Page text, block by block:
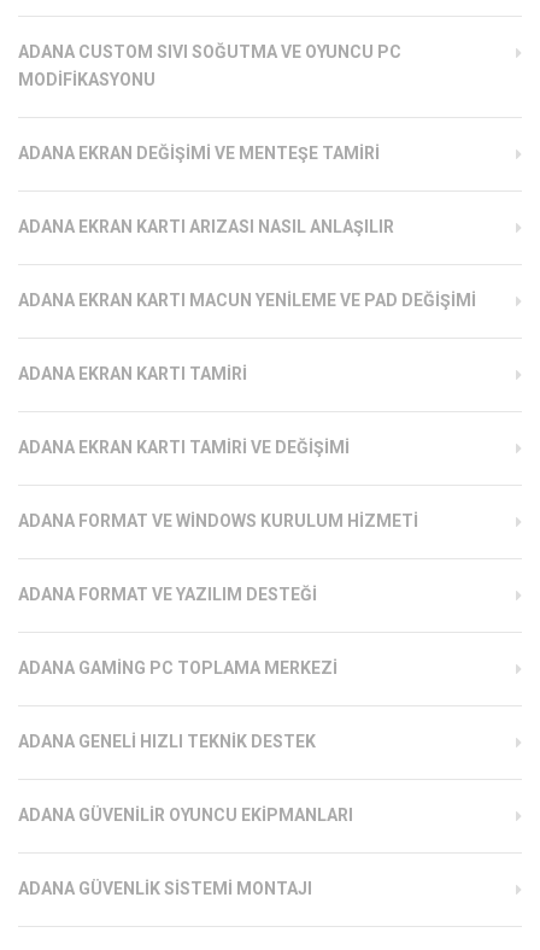
ADANA CUSTOM SIVI SOĞUTMA VE OYUNCU PC
MODIFIKASYONU
ADANA EKRAN DEĞIŞIMI VE MENTEŞE TAMIRI
ADANA EKRAN KARTI ARIZASI NASIL ANLAŞILIR
ADANA EKRAN KARTI MACUN YENILEME VE PAD DEĞIŞIMI
ADANA EKRAN KARTI TAMIRI
ADANA EKRAN KARTI TAMIRI VE DEĞIŞIMI
ADANA FORMAT VE WINDOWS KURULUM HIZMETI
ADANA FORMAT VE YAZILIM DESTEĞI
ADANA GAMING PC TOPLAMA MERKEZI
ADANA GENELI HIZLI TEKNIK DESTEK
ADANA GÜVENILIR OYUNCU EKIPMANLARI
ADANA GÜVENLIK SISTEMI MONTAJI